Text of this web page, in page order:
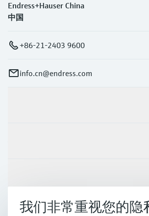
Endress+Hauser China
中国
+86-21-2403 9600
info.cn@endress.com
公司我们非常重视您的隐